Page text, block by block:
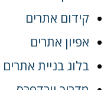
קידום אתרים
אפיון אתרים
בלוג בניית אתרים